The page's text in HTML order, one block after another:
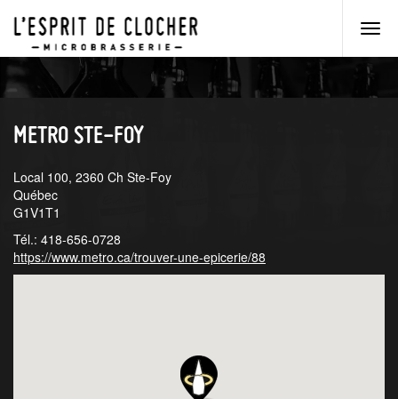
Aller
au
menu
Aller
au
contenu
METRO STE-FOY
Local 100, 2360 Ch Ste-Foy
Québec
G1V1T1
Tél.: 418-656-0728
https://www.metro.ca/trouver-une-epicerie/88